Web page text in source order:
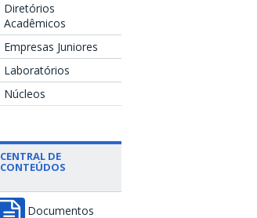
Diretórios
Acadêmicos
Empresas Juniores
Laboratórios
Núcleos
CENTRAL DE
CONTEÚDOS
Documentos